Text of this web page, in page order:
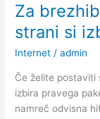
Za
strani si
Internet /admin
Če želite postaviti
izbira pravega
namreč odvisna